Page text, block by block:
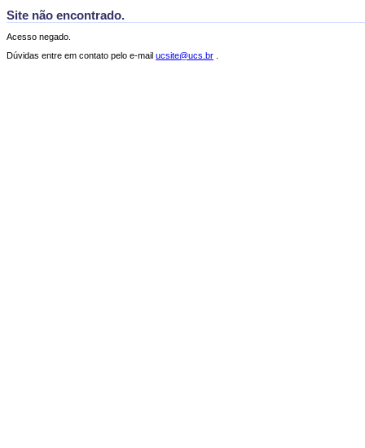
Site não encontrado.
Acesso negado.
Dúvidas entre em contato pelo e-mail ucsite@ucs.br